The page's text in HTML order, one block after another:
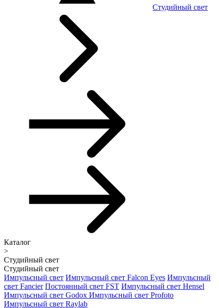
Студийный свет
Каталог
>
Студийный свет
Студийный свет
Импульсный свет Импульсный свет Falcon Eyes Импульсный
свет Fancier Постоянный свет FST Импульсный свет Hensel
Импульсный свет Godox Импульсный свет Profoto
Импульсный свет Raylab